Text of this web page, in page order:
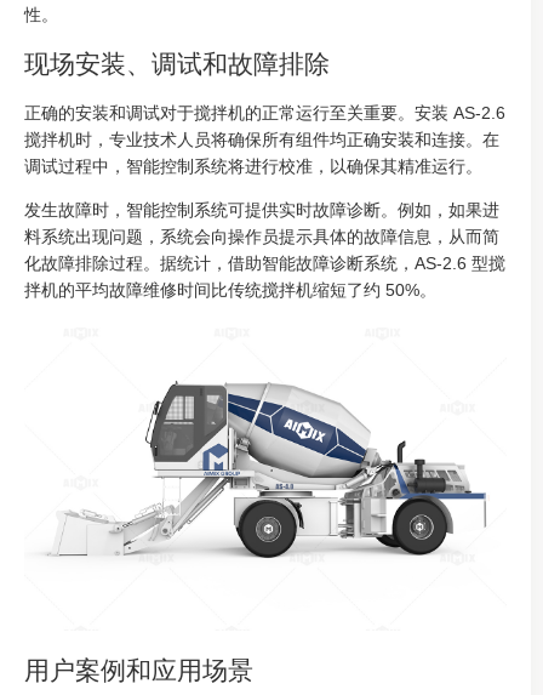
性。
现场安装、调试和故障排除
正确的安装和调试对于搅拌机的正常运行至关重要。安装 AS-2.6
搅拌机时，专业技术人员将确保所有组件均正确安装和连接。在
调试过程中，智能控制系统将进行校准，以确保其精准运行。
发生故障时，智能控制系统可提供实时故障诊断。例如，如果进
料系统出现问题，系统会向操作员提示具体的故障信息，从而简
化故障排除过程。据统计，借助智能故障诊断系统，AS-2.6 型搅
拌机的平均故障维修时间比传统搅拌机缩短了约 50%。
用户案例和应用场景